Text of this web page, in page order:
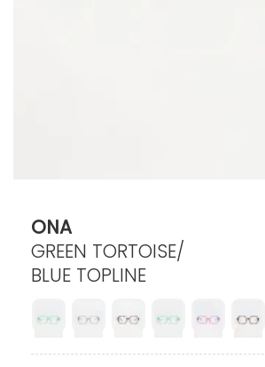
ONA
GREEN TORTOISE/
BLUE TOPLINE